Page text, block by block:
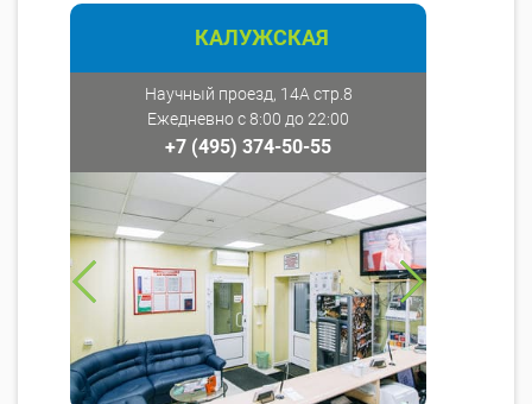
КАЛУЖСКАЯ
Научный проезд, 14А стр.8
Ежедневно с 8:00 до 22:00
+7 (495) 374-50-55